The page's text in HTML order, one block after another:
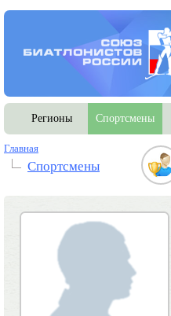
Регионы Спортсмены
Главная
Спортсмены